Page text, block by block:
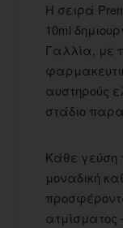
Η σειρά
10ml
Γαλλία, με
αυστηρούς
στάδιο
Κάθε γεύση
μοναδική
ατμίσματος